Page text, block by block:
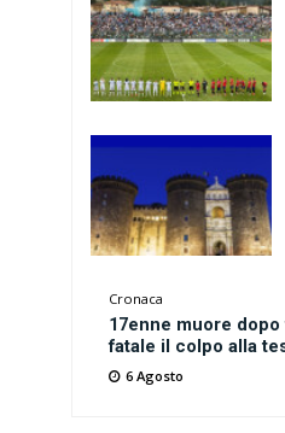
Cronaca
17enne muore
fatale il colpo alla
6 Agosto